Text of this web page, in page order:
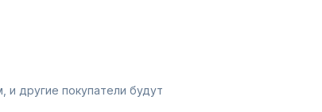
и другие покупатели будут